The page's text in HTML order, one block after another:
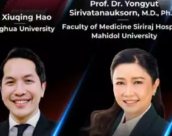
ปัดตกในวุฒิสภาสูงขึ้น ฉะนั้นก
ประนีประนอมกันในสภาคองเ
ความเห็นชอบในสภาผู้แทนร
ร่างกฎหมายที่เสนอโดยพรรค
อำนาจซึ่งกันและกัน แต่จะส่ง
ช่วง 2 ปีที่ผ่านมา ทำให้มีแนว
การหน่วยงานรัฐโดยตรงภาย
รส อย่างไรก็ตาม บางนโยบา